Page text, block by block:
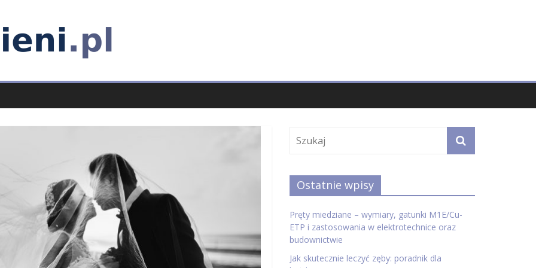
Ostatnie wpisy
Pręty miedziane – wymiary, gatunki M1E/Cu-
ETP i zastosowania w elektrotechnice oraz
budownictwie
Jak skutecznie leczyć zęby: poradnik dla